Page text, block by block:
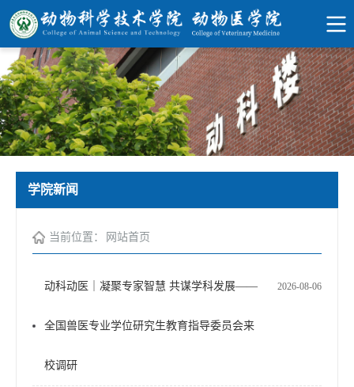
学院新闻
当前位置： 网站首页
2026-08-06
动科动医｜凝聚专家智慧 共谋学科发展——
全国兽医专业学位研究生教育指导委员会来
校调研